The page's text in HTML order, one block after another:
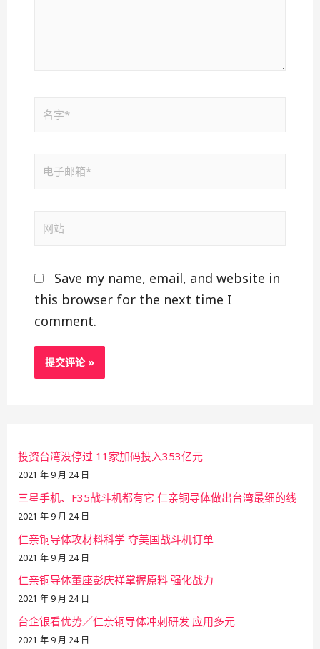
Save my name, email, and website in
this browser for the next time I
comment.
投资台湾没停过 11家加码投入353亿元
2021 年 9 月 24 日
三星手机、F35战斗机都有它 仁亲铜导体做出台湾最细的线
2021 年 9 月 24 日
仁亲铜导体攻材料科学 夺美国战斗机订单
2021 年 9 月 24 日
仁亲铜导体董座彭庆祥掌握原料 强化战力
2021 年 9 月 24 日
台企银看优势／仁亲铜导体冲刺研发 应用多元
2021 年 9 月 24 日